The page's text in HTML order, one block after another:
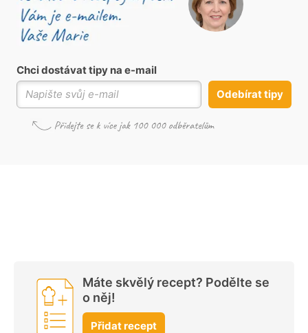
Chci dostávat tipy na e-mail
Odebírat tipy
Máte skvělý recept? Podělte se
o něj!
Přidat recept